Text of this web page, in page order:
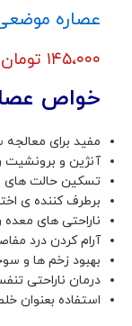
عصاره
۱۴۵،۰۰۰ تومان
خواص
مفید برای
آنژین و برونشیت
تسکین حالت های
برطرف کننده ی
ناراحتی های
آرام کردن درد
بهبود زخم ها و
درمان ناراحتی
استفاده بعنوان